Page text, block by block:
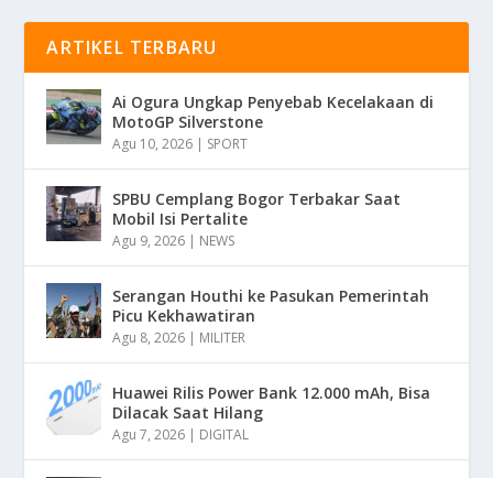
ARTIKEL TERBARU
Ai Ogura Ungkap Penyebab Kecelakaan di
MotoGP Silverstone
Agu 10, 2026 | SPORT
SPBU Cemplang Bogor Terbakar Saat
Mobil Isi Pertalite
Agu 9, 2026 | NEWS
Serangan Houthi ke Pasukan Pemerintah
Picu Kekhawatiran
Agu 8, 2026 | MILITER
Huawei Rilis Power Bank 12.000 mAh, Bisa
Dilacak Saat Hilang
Agu 7, 2026 | DIGITAL